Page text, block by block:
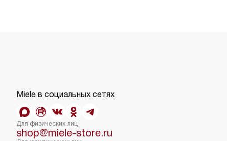
Miele в социальных сетях
Для физических лиц
shop@miele-store.ru